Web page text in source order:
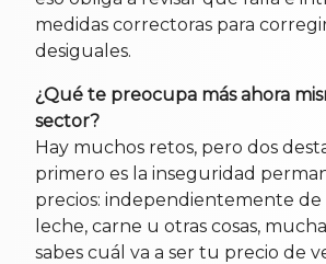
medidas correctoras para
desiguales.
¿Qué te preocupa más ahora
sector?
Hay muchos retos, pero dos
primero es la inseguridad
precios: independientemente
leche, carne u otras cosas,
sabes cuál va a ser tu precio de